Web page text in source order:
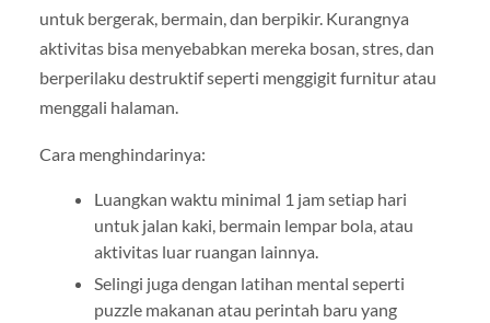
untuk bergerak, bermain, dan berpikir. Kurangnya
aktivitas bisa menyebabkan mereka bosan, stres, dan
berperilaku destruktif seperti menggigit furnitur atau
menggali halaman.
Cara menghindarinya:
Luangkan waktu minimal 1 jam setiap hari
untuk jalan kaki, bermain lempar bola, atau
aktivitas luar ruangan lainnya.
Selingi juga dengan latihan mental seperti
puzzle makanan atau perintah baru yang